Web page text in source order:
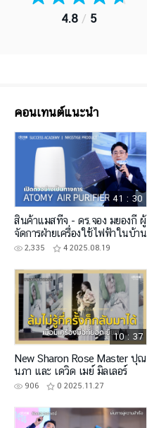
4.8 / 5
คอนเทนต์แนะนำ
สินค้าแมสทีจ - ดร.จอง มยองกี ผู้
จัดการฝ่ายเครื่องใช้ไฟฟ้าในบ้าน
2,335 4 2025.08.19
41 : 30
New Sharon Rose Master ปุณ
นภา และ เดวิด เมย์ มิลเลอร์
906 0 2025.11.27
10 : 37